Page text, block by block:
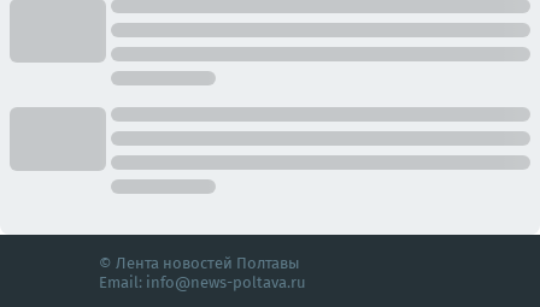
© Лента новостей Полтавы
Email: info@news-poltava.ru